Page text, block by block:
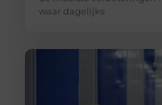
waar dagelijks